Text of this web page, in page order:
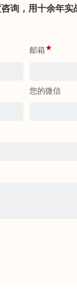
询，用十余年实
邮箱
您的微信